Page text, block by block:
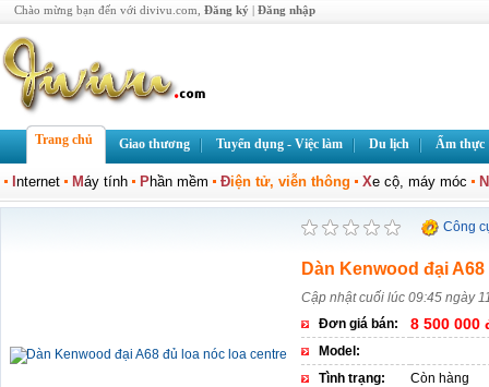
Chào mừng bạn đến với divivu.com, Đăng ký | Đăng nhập
Trang chủ Giao thương Tuyển dụng - Việc làm Du lịch Ẩm thực
nternet Máy tính Phần mềm Điện tử, viễn thông Xe cộ, máy móc N
Công
Dàn Kenwood đại
Cập nhật cuối lúc 09:45 ngày
Đơn giá bán:
8 500 000
Model:
Tình trạng:
Còn hàng